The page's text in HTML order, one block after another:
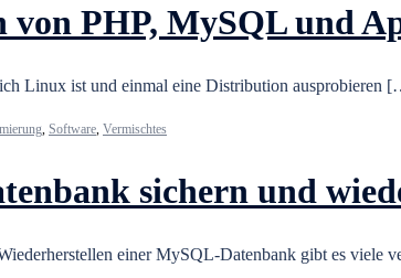
von PHP, MySQL und
Linux ist und einmal eine Distribution ausprobieren
, Software, Vermischtes
sichern und
einer MySQL-Datenbank gibt es viele